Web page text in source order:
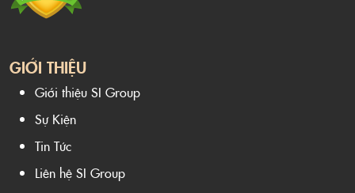
GIỚI THIỆU
Giới thiệu SI Group
Sự Kiện
Tin Tức
Liên hệ SI Group